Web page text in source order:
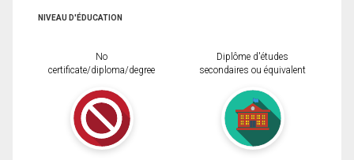
NIVEAU D'ÉDUCATION
No
certificate/diploma/degree
Diplôme d'études
secondaires ou équivalent